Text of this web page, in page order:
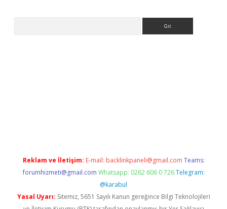
Reklam ve İletişim: E-mail: backlinkpaneli@gmail.com Teams:
forumhizmeti@gmail.com Whatsapp: 0262 606 0 726 Telegram:
@karabul
Yasal Uyarı: Sitemiz, 5651 Sayılı Kanun gereğince Bilgi Teknolojileri